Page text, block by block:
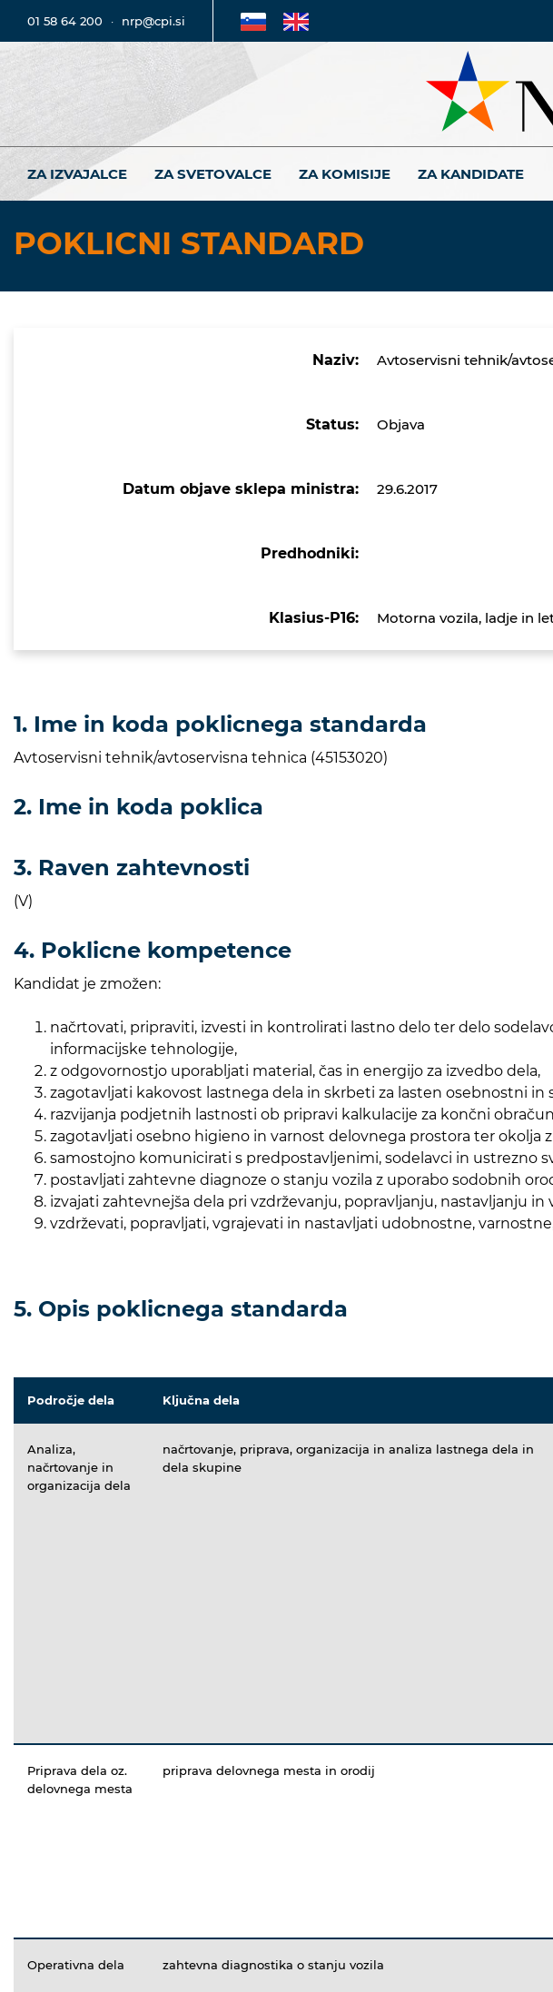
01 58 64 200 · nrp@cpi.si
ZA IZVAJALCE ZA SVETOVALCE ZA KOMISIJE ZA KANDIDATE
POKLICNI STANDARD
Naziv: Avtoservisni tehnik/
Status: Objava
Datum objave sklepa ministra: 29.6.2017
Predhodniki:
Klasius-P16: Motorna vozila, ladje in
1. Ime in koda poklicnega standarda
Avtoservisni tehnik/avtoservisna tehnica (45153020)
2. Ime in koda poklica
3. Raven zahtevnosti
(V)
4. Poklicne kompetence
Kandidat je zmožen:
načrtovati, pripraviti, izvesti in kontrolirati lastno delo ter delo
informacijske tehnologije,
z odgovornostjo uporabljati material, čas in energijo za izvedbo dela,
zagotavljati kakovost lastnega dela in skrbeti za lasten osebnostni in
razvijanja podjetnih lastnosti ob pripravi kalkulacije za končni
zagotavljati osebno higieno in varnost delovnega prostora ter okolja
samostojno komunicirati s predpostavljenimi, sodelavci in ustrezno
postavljati zahtevne diagnoze o stanju vozila z uporabo sodobnih
izvajati zahtevnejša dela pri vzdrževanju, popravljanju, nastavljanju
vzdrževati, popravljati, vgrajevati in nastavljati udobnostne,
5. Opis poklicnega standarda
Področje dela Ključna dela
Analiza,
načrtovanje in
organizacija dela
načrtovanje, priprava, organizacija in analiza lastnega dela in
dela skupine
Priprava dela oz.
delovnega mesta
priprava delovnega mesta in orodij
Operativna dela zahtevna diagnostika o stanju vozila